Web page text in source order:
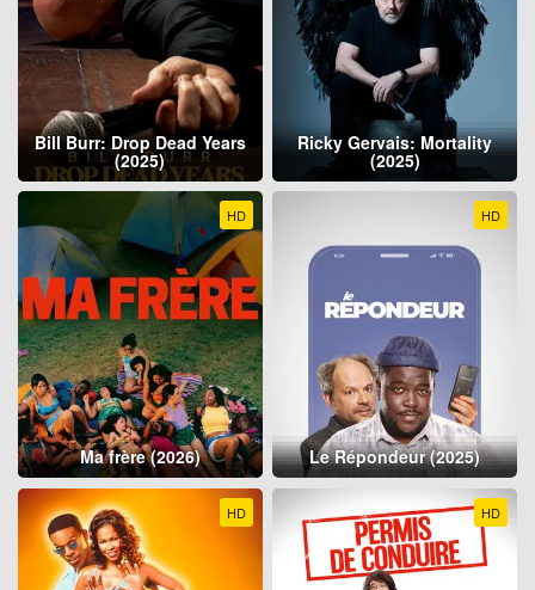
Bill Burr: Drop Dead Years
(2025)
Ricky Gervais: Mortality
(2025)
HD
Ma frère (2026)
HD
Le Répondeur (2025)
HD HD